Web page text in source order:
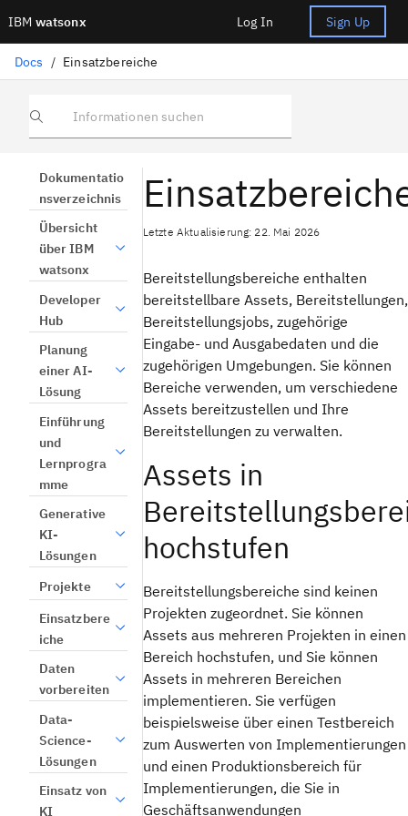
IBM watsonx Log In Sign Up
Docs / Einsatzbereiche
Informationen suchen
Dokumentatio
nsverzeichnis
Übersicht
über IBM
watsonx
Developer
Hub
Planung
einer AI-
Lösung
Einführung
und
Lernprogra
mme
Generative
KI-
Lösungen
Projekte
Einsatzbere
iche
Daten
vorbereiten
Data-
Science-
Lösungen
Einsatz von
KI
Letzte Aktualisierung: 22. Mai 2026
Bereitstellungsbereiche enthalten
bereitstellbare Assets, Bereitstellungen,
Bereitstellungsjobs, zugehörige
Eingabe- und Ausgabedaten und die
zugehörigen Umgebungen. Sie können
Bereiche verwenden, um verschiedene
Assets bereitzustellen und Ihre
Bereitstellungen zu verwalten.
Assets in
hochstufen
Bereitstellungsbereiche sind keinen
Projekten zugeordnet. Sie können
Assets aus mehreren Projekten in einen
Bereich hochstufen, und Sie können
Assets in mehreren Bereichen
implementieren. Sie verfügen
beispielsweise über einen Testbereich
zum Auswerten von Implementierungen
und einen Produktionsbereich für
Implementierungen, die Sie in
Geschäftsanwendungen